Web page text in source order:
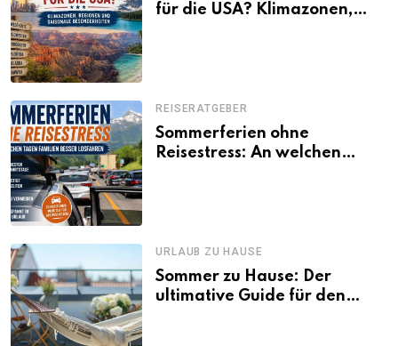
für die USA? Klimazonen,
REISERATGEBER
Sommerferien ohne
Reisestress: An welchen
URLAUB ZU HAUSE
Sommer zu Hause: Der
ultimative Guide für den